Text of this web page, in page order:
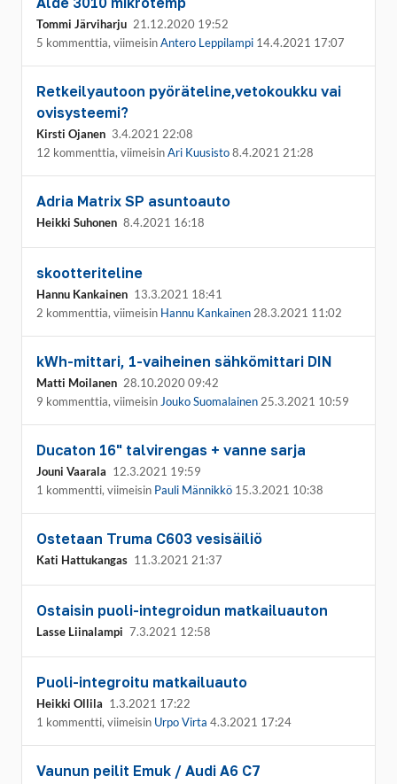
Tommi Järviharju 21.12.2020 19:52
5 kommenttia, viimeisinAntero Leppilampi 14.4.2021 17:07
Retkeilyautoon pyöräteline,vetokoukku vai
ovisysteemi?
Kirsti Ojanen 3.4.2021 22:08
12 kommenttia, viimeisinAri Kuusisto8.4.2021 21:28
Adria Matrix SP asuntoauto
Heikki Suhonen 8.4.2021 16:18
skootteriteline
Hannu Kankainen 13.3.2021 18:41
2 kommenttia, viimeisin Hannu Kankainen 28.3.2021 11:02
kWh-mittari, 1-vaiheinen sähkömittari DIN
Matti Moilanen 28.10.2020 09:42
9 kommenttia, viimeisin Jouko Suomalainen 25.3.2021 10:59
Ducaton 16" talvirengas + vanne sarja
Jouni Vaarala 12.3.2021 19:59
1 kommentti, viimeisin Pauli Männikkö 15.3.2021 10:38
Ostetaan Truma C603 vesisäiliö
Kati Hattukangas 11.3.2021 21:37
Ostaisin puoli-integroidun matkailuauton
Lasse Liinalampi 7.3.2021 12:58
Puoli-integroitu matkailuauto
Heikki Ollila 1.3.2021 17:22
1 kommentti, viimeisin Urpo Virta 4.3.2021 17:24
Vaunun peilit Emuk / Audi A6 C7